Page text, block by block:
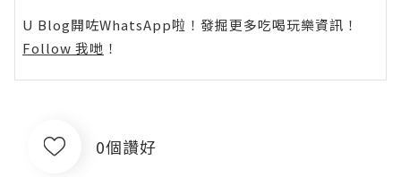
U Blog開咗WhatsApp啦！發掘更多吃喝玩樂資訊！
Follow 我哋 ！
0個讚好